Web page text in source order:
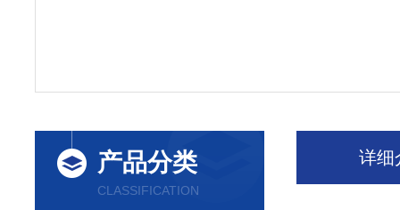
产品分类
CLASSIFICATION
详细